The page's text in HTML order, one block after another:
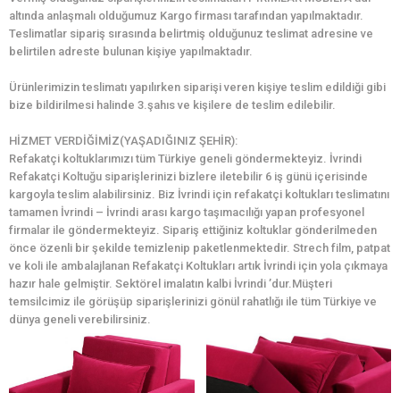
altında anlaşmalı olduğumuz Kargo firması tarafından yapılmaktadır.
Teslimatlar sipariş sırasında belirtmiş olduğunuz teslimat adresine ve
belirtilen adreste bulunan kişiye yapılmaktadır.
Ürünlerimizin teslimatı yapılırken siparişi veren kişiye teslim edildiği gibi
bize bildirilmesi halinde 3.şahıs ve kişilere de teslim edilebilir.
HİZMET VERDİĞİMİZ(YAŞADIĞINIZ ŞEHİR):
Refakatçi koltuklarımızı tüm Türkiye geneli göndermekteyiz. İvrindi
Refakatçi Koltuğu siparişlerinizi bizlere iletebilir 6 iş günü içerisinde
kargoyla teslim alabilirsiniz. Biz İvrindi için refakatçi koltukları teslimatını
tamamen İvrindi – İvrindi arası kargo taşımacılığı yapan profesyonel
firmalar ile göndermekteyiz. Sipariş ettiğiniz koltuklar gönderilmeden
önce özenli bir şekilde temizlenip paketlenmektedir. Strech film, patpat
ve koli ile ambalajlanan Refakatçi Koltukları artık İvrindi için yola çıkmaya
hazır hale gelmiştir. Sektörel imalatın kalbi İvrindi ’dur.Müşteri
temsilcimiz ile görüşüp siparişlerinizi gönül rahatlığı ile tüm Türkiye ve
dünya geneli verebilirsiniz.